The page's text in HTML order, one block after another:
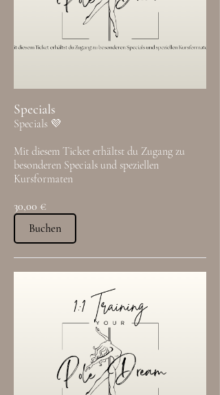
Specials
Specials 💜
Mit diesem Ticket erhältst du Zugang zu
besonderen Specials und speziellen
Kursformaten
30,00 €
Buchen